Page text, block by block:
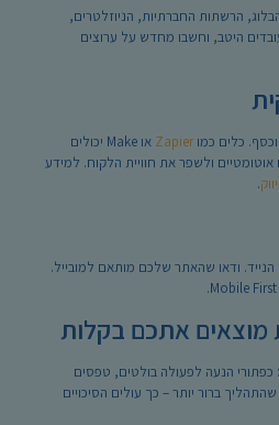
הרשתות החברתיות, הניוזלטרים,
היטב, וחשבו מחדש על ערוצים
וכסף. כלים כמוZapier
או Make יכולים
ולשפר את חוויית הלקוח. למידע
.
הנייד. ודאו שהאתר שלכם מותאם למובייל.
הנעה לפעולה בולטים, טפסים
ברור יותר – כך עולים הסיכויים